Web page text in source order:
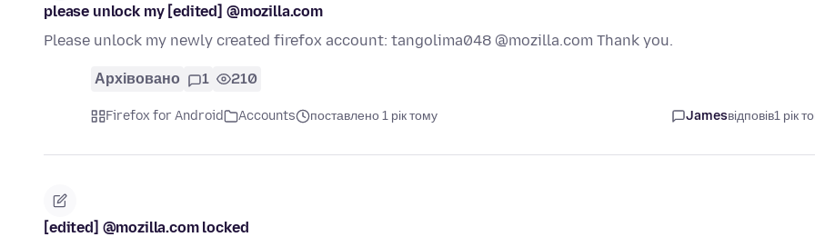
please unlock my [edited] @mozilla.com
Please unlock my newly created firefox account: tangolima048 @mozilla.com Thank you.
Архівовано 1 210
Firefox for Android Accounts поставлено 1 рік тому Jamesвідповів1 рік
[edited] @mozilla.com locked